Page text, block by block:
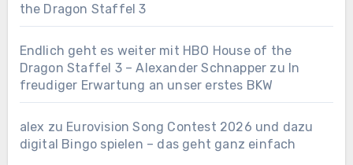
the Dragon Staffel 3
Endlich geht es weiter mit HBO House of the
Dragon Staffel 3 – Alexander Schnapper zu In
freudiger Erwartung an unser erstes BKW
alex zu Eurovision Song Contest 2026 und dazu
digital Bingo spielen – das geht ganz einfach